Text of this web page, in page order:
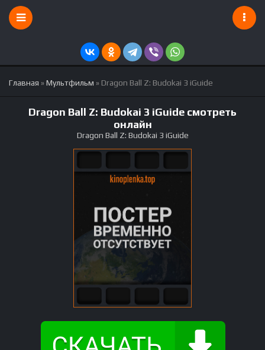
Главная »Мультфильм » Dragon Ball Z: Budokai 3 iGuide
Dragon Ball Z: Budokai 3 iGuide смотреть
онлайн
Dragon Ball Z: Budokai 3 iGuide